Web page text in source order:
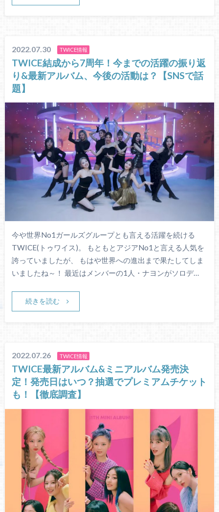
2022.07.30 TWICE情報
TWICE結成から7周年！今までの活躍の振り返
り&最新アルバム、今後の活動は？【SNSで話
題】
今や世界No1ガールズグループとも言える活躍を続ける
TWICE(トゥワイス)。 もともとアジアNo1と言える人気を
誇っていましたが、 もはや世界への進出まで果たしてしま
いましたね～！ 最近はメンバーの1人・ナヨンがソロデ…
続きを読む
2022.07.26 TWICE情報
TWICE最新アルバム&ミニアルバム発売決
定！発売日はいつ？抽選でプレミアムチケット
も！【徹底調査】